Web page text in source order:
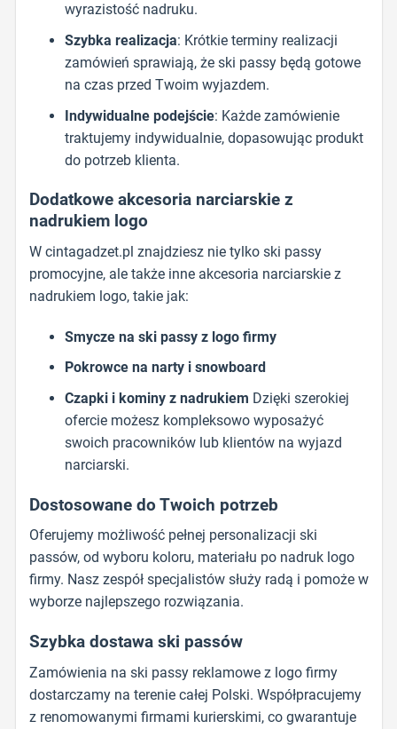
wyrazistość nadruku.
Szybka realizacja: Krótkie terminy realizacji
zamówień sprawiają, że ski passy będą gotowe
na czas przed Twoim wyjazdem.
Indywidualne podejście: Każde zamówienie
traktujemy indywidualnie, dopasowując produkt
do potrzeb klienta.
Dodatkowe akcesoria narciarskie z
nadrukiem logo
W cintagadzet.pl znajdziesz nie tylko ski passy
promocyjne, ale także inne akcesoria narciarskie z
nadrukiem logo, takie jak:
Smycze na ski passy z logo firmy
Pokrowce na narty i snowboard
Czapki i kominy z nadrukiem Dzięki szerokiej
ofercie możesz kompleksowo wyposażyć
swoich pracowników lub klientów na wyjazd
narciarski.
Dostosowane do Twoich potrzeb
Oferujemy możliwość pełnej personalizacji ski
passów, od wyboru koloru, materiału po nadruk logo
firmy. Nasz zespół specjalistów służy radą i pomoże w
wyborze najlepszego rozwiązania.
Szybka dostawa ski passów
Zamówienia na ski passy reklamowe z logo firmy
dostarczamy na terenie całej Polski. Współpracujemy
z renomowanymi firmami kurierskimi, co gwarantuje